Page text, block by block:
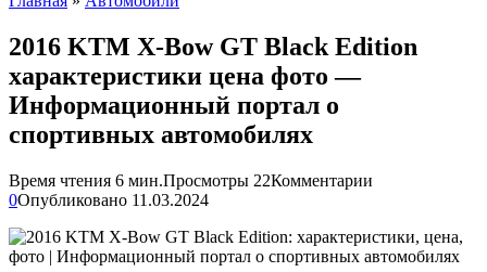
2016 KTM X-Bow GT Black Edition
характеристики цена фото —
Информационный портал о
спортивных автомобилях
Время чтения 6 мин.Просмотры 22Комментарии
0Опубликовано 11.03.2024